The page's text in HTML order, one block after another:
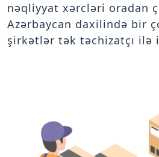
nəqliyyat xərcləri oradan
Azərbaycan daxilində bir
şirkətlər tək təchizatçı ilə